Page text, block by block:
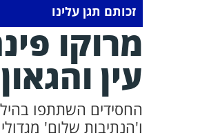
זכותם תגן עלינו
מרוקו
עין
החסידים השתתפו
ו'הנתיבות שלום'